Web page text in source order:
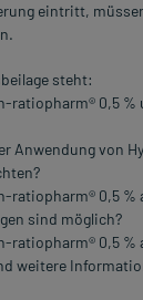
eintritt,
steht:
ratiopharm® 0,5
Anwendung von
ratiopharm® 0,5 %
sind möglich?
ratiopharm® 0,5 %
weitere